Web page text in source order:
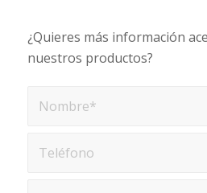
¿Quieres más información
nuestros productos?